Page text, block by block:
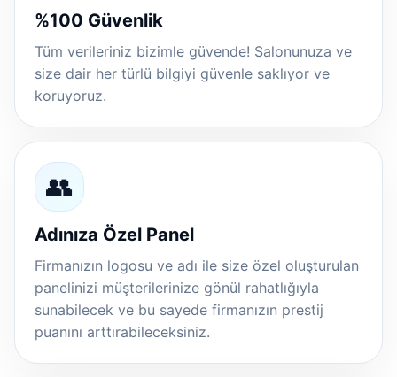
%100 Güvenlik
Tüm verileriniz bizimle güvende! Salonunuza ve
size dair her türlü bilgiyi güvenle saklıyor ve
koruyoruz.
👥
Adınıza Özel Panel
Firmanızın logosu ve adı ile size özel oluşturulan
panelinizi müşterilerinize gönül rahatlığıyla
sunabilecek ve bu sayede firmanızın prestij
puanını arttırabileceksiniz.